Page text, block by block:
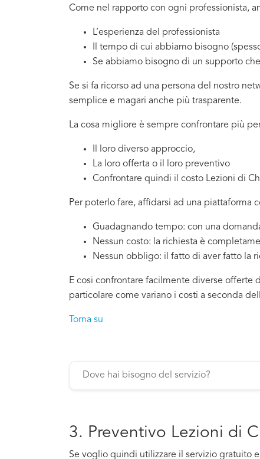
Come nel rapporto con ogni professionista,
L’esperienza del professionista
Il tempo di cui abbiamo bisogno
Se abbiamo bisogno di un supporto
Se si fa ricorso ad una persona del nostro
semplice e magari anche più trasparente.
La cosa migliore è sempre confrontare più
Il loro diverso approccio,
La loro offerta o il loro preventivo
Confrontare quindi il costo Lezioni di
Per poterlo fare, affidarsi ad una piattaforma
Guadagnando tempo: con una
Nessun costo: la richiesta è
Nessun obbligo: il fatto di aver fatto la
E cosi confrontare facilmente diverse offerte
particolare come variano i costi a seconda
Torna su
3. Preventivo Lezioni di
Se voglio quindi utilizzare il servizio gratuito